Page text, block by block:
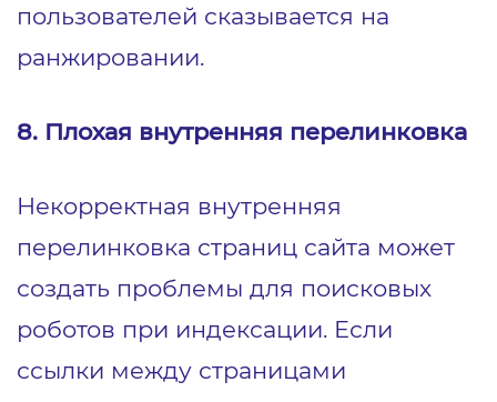
пользователей сказывается на
ранжировании.
8. Плохая внутренняя перелинковка
Некорректная внутренняя
перелинковка страниц сайта может
создать проблемы для поисковых
роботов при индексации. Если
ссылки между страницами